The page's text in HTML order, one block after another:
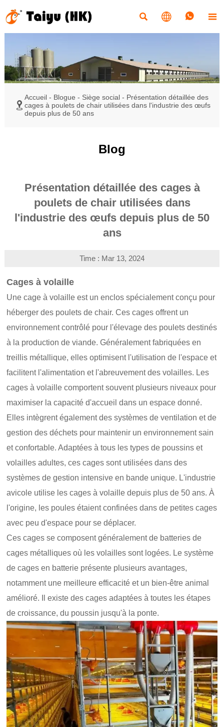
   

Accueil- Blogue - Siège social- Présentation détaillée des
cages à poulets de chair utilisées dans l'industrie des œufs
depuis plus de 50 ans
Blog
Présentation détaillée des cages à
poulets de chair utilisées dans
l'industrie des œufs depuis plus de 50
ans
Time : Mar 13, 2024
Cages à volaille
Une cage à volaille est un enclos spécialement conçu pour
héberger des poulets de chair. Ces cages offrent un
environnement contrôlé pour l'élevage des poulets destinés
à la production de viande. Généralement fabriquées en
treillis métallique, elles optimisent l'utilisation de l'espace et
facilitent l'alimentation et l'abreuvement des volailles. Les
cages à volaille comportent souvent plusieurs niveaux pour
maximiser la capacité d'accueil dans un espace donné.
Elles intègrent également des systèmes de ventilation et de
gestion des déchets pour maintenir un environnement sain
et confortable. Adaptées à tous les types de poussins et
volailles adultes, ces cages sont utilisées dans des
systèmes de gestion intensive en bande unique. L'industrie
avicole utilise les cages à volaille depuis plus de 50 ans. À
l'origine, les poules étaient confinées dans de petites cages
avec peu d'espace pour se déplacer.
Ces cages se composent généralement de batteries de
cages métalliques où les volailles sont logées. Le système
de cages en batterie présente plusieurs avantages,
notamment une meilleure efficacité et un bien-être animal
amélioré. Il existe des cages adaptées à toutes les étapes
de croissance, du poussin jusqu'à la ponte.